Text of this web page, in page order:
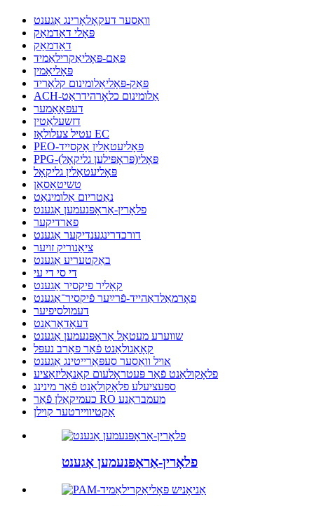
וואַסער דעקאָלאָרינג אַגענט
פּאָלי דאַדמאַק
דאַדמאַק
פּאַם-פּאָליאַקרילאַמיד
פּאָליאַמין
פּאַק-פּאָליאַלומינום קלאָריד
ACH-אַלומינום כלאָרהידראַט
דעפאָאַמער
דזשעלאַטין
עטיל צעלולאָז EC
PEO-פּאָליעטאַלין אָקסייד
PPG-פּאָלי(פּראָפּילען גליקאָל)
פּאָליעטאַלין גליקאָל
טשיטאָסאַן
נאַטריום אַלומינאַט
פלאָרין-אַראָפּנעמען אַגענט
פארדיקער
דורכדרינגענדיקער אַגענט
ציאַנוריק זויער
באַקטעריע אַגענט
די סי די עי
קאָליר פיקסיר אַגענט
פאָרמאַלדאַהייד-פֿרײַער פֿיקסיר־אַגענט
דעמולסיפיער
דעאָדאָראַנט
שווערע מעטאַל אַראָפּנעמען אַגענט
קאָאַגולאַנט פֿאַר פאַרב נעפּל
אויל וואַסער סעפּאַרייטינג אַגענט
פלאָקולאַנט פֿאַר פּעטראָלעום קאַנאַליזאַציע
ספּעציעלע פלאָקולאַנט פֿאַר מינינג
כעמיקאַלן פֿאַר RO מעמבראַנע
אַקטיוויירטער קוילן
פלאָרין-אַראָפּנעמען אַגענט